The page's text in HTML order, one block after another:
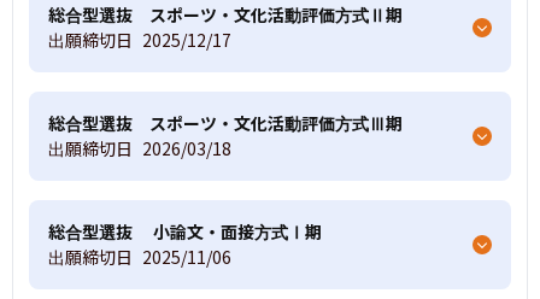
総合型選抜 スポーツ・文化活動評価方式Ⅱ期
出願締切日 2025/12/17
総合型選抜 スポーツ・文化活動評価方式Ⅲ期
出願締切日 2026/03/18
総合型選抜 小論文・面接方式Ⅰ期
出願締切日 2025/11/06